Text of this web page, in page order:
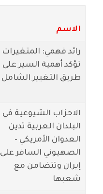
الاسم
رائد فهمي: المتغيرات
تؤكد أهمية السير على
طريق التغيير الشامل
الاحزاب الشيوعية في
البلدان العربية تدين
العدوان الأمريكي -
الصهيوني السافر على
إيران وتتضامن مع
شعبها